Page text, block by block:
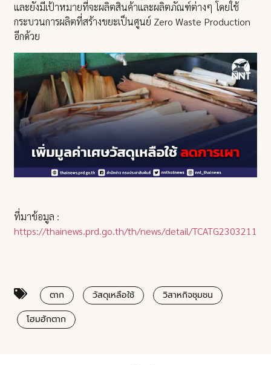
และยังมีเป้าหมายที่จะผลิตสินค้าและผลิตภัณฑ์ต่างๆ โดยใช้
กระบวนการผลิตที่สร้างขยะเป็นศูนย์ Zero Waste Production
อีกด้วย
ที่มาข้อมูล :
https://thainews.prd.go.th/th/news/detail/
ตาก วัสดุเหลือใช้
วิสาหกิจชุมชน
โฮมฮักตาก